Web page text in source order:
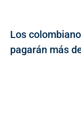
Los
pagarán más